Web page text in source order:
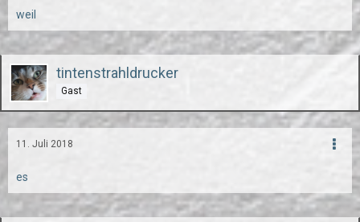
weil
tintenstrahldrucker
Gast
11. Juli 2018
es